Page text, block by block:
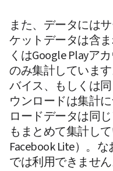
また、データには
ケットデータは含
くはGoogle Playア
のみ集計していま
バイス、もしくは
ウンロードは集計
ロードデータは同
もまとめて集計し
Facebook Lite）。
では利用できません